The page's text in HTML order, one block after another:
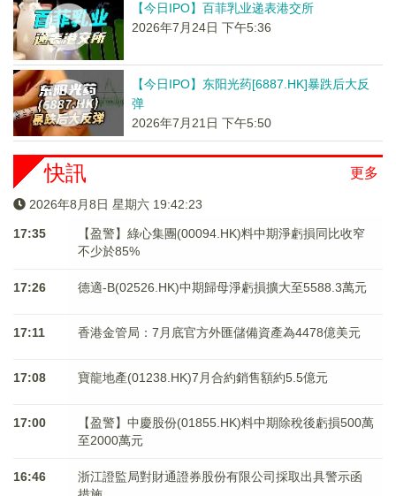
【今日IPO】百菲乳业递表港交所
2026年7月24日 下午5:36
【今日IPO】东阳光药[6887.HK]暴跌后大反
弹
2026年7月21日 下午5:50
更多
快訊
2026年8月8日 星期六 19:42:24
17:35
【盈警】綠心集團(00094.HK)料中期淨虧損同比收窄
不少於85%
17:26 德適-B(02526.HK)中期歸母淨虧損擴大至5588.3萬元
17:11 香港金管局：7月底官方外匯儲備資產為4478億美元
17:08 寶龍地產(01238.HK)7月合約銷售額約5.5億元
17:00
【盈警】中慶股份(01855.HK)料中期除稅後虧損500萬
至2000萬元
16:46
浙江證監局對財通證券股份有限公司採取出具警示函